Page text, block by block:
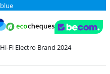
ClickToPay
Fi Electro Brand 2024